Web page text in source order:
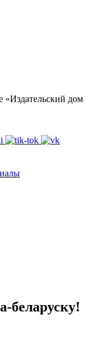
«Издательский дом
беларуску!